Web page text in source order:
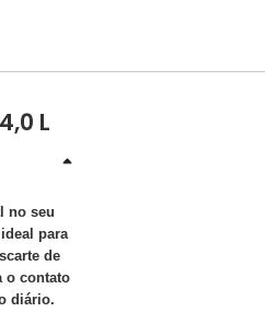
L
no seu
para
de
o contato
diário.